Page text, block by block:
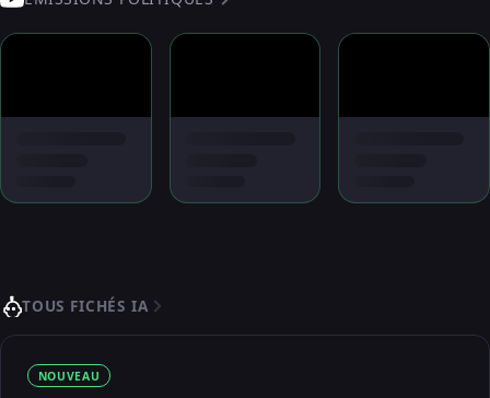
TOUS FICHÉS IA
NOUVEAU